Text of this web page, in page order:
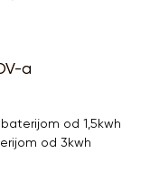
a
od 1,5kwh
od 3kwh